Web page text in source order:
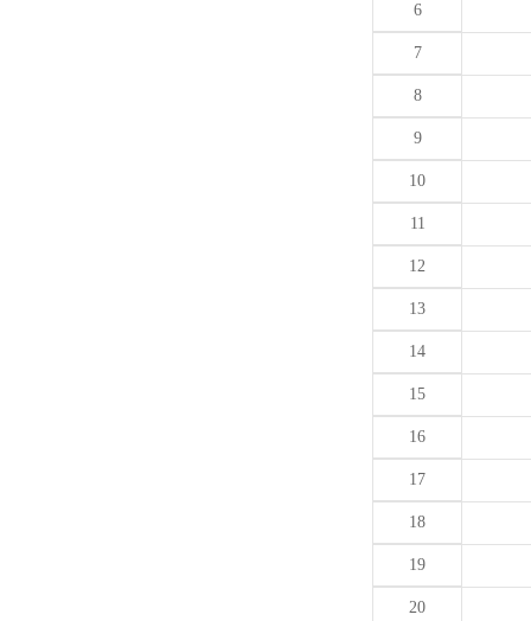
6
7
8
9
10
11
12
13
14
15
16
17
18
19
20